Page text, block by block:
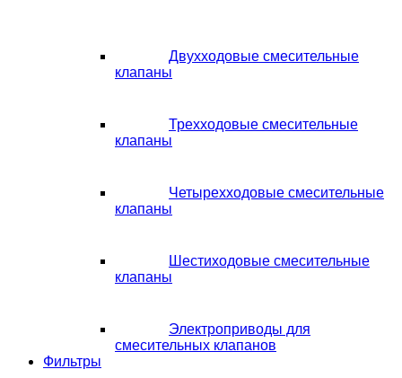
Двухходовые смесительные
клапаны
Трехходовые смесительные
клапаны
Четырехходовые смесительные
клапаны
Шестиходовые смесительные
клапаны
Электроприводы для
смесительных клапанов
Фильтры